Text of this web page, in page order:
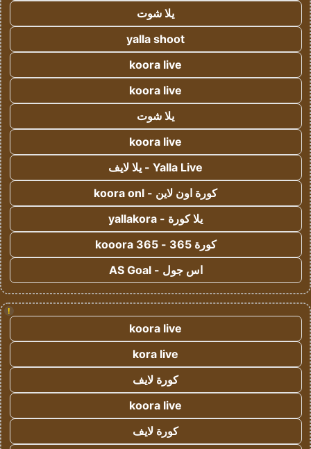
يلا شوت
yalla shoot
koora live
koora live
يلا شوت
koora live
Yalla Live - يلا لايف
كورة اون لاين - koora onl
يلا كورة - yallakora
كورة 365 - kooora 365
اس جول - AS Goal
!
koora live
kora live
كورة لايف
koora live
كورة لايف